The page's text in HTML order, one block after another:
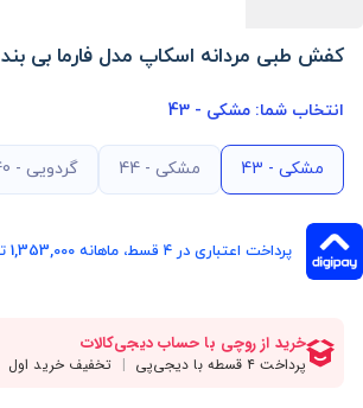
کفش طبی مردانه اسکاپ مدل فارما بی بند
انتخاب شما: مشکی - 43
مشکی - 43 مشکی - 44 گردویی - 40
پرداخت اعتباری در ۴ قسط، ماهانه 1,353,000 تومان